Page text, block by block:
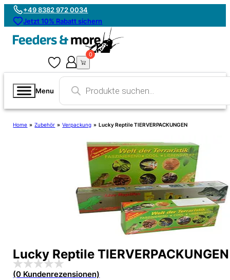
+49 8382 972 0034
Jetzt 10% Rabatt sichern
0
Menu
Products
search
Home » Zubehör » Verpackung » Lucky Reptile TIERVERPACKUNGEN
Lucky Reptile TIERVERPACKUNGEN
(0 Kundenrezensionen)